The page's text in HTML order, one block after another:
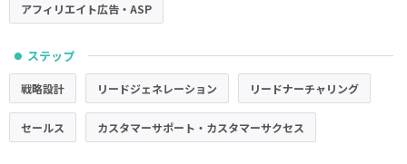
アフィリエイト広告・ASP
● ステップ
戦略設計 リードジェネレーション リードナーチャリング
セールス カスタマーサポート・カスタマーサクセス